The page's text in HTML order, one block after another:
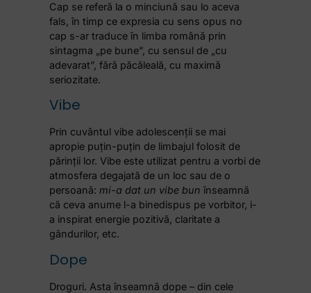
Cap se referă la o minciună sau lo aceva
fals, în timp ce expresia cu sens opus no
cap s-ar traduce în limba română prin
sintagma „pe bune”, cu sensul de „cu
adevarat”, fără păcăleală, cu maximă
seriozitate.
Vibe
Prin cuvântul vibe adolescenții se mai
apropie puțin-puțin de limbajul folosit de
părinții lor. Vibe este utilizat pentru a vorbi de
atmosfera degajată de un loc sau de o
persoană: mi-a dat un vibe bunînseamnă
că ceva anume l-a binedispus pe vorbitor, i-
a inspirat energie pozitivă, claritate a
gândurilor, etc.
Dope
Droguri. Asta înseamnă dope – din cele